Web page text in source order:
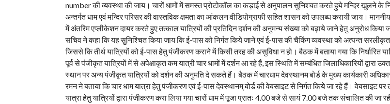
number की व्यवस्था की जाय। चारों धामों में समस्त प्रोटोकॉल का कड़ाई से अनुपालन सुनिश्चत करते हुये मन्दिर खुलने के
अन्तर्गत धाम एवं मन्दिर परिसर की वास्तविक क्षमता का आंकलन वीडियोग्राफी सहित शासन को उपलब्ध करायी जाय।
में अंतरिम एप्लीकेशन दायर करते हुए तत्काल यात्रियों की प्रतिदिन दर्शन की अनुमन्य संख्या को बढ़ाये जाने हेतु अनुरोध
सचिव ने कहा कि यह सुनिश्चित किया जाय कि ई-पास को निर्गत किये जाने एवं ई-पास की चैकिंग व्यवस्था को अत्यन्त
जिससे कि तीर्थ यात्रियों को ई-पास हेतु पंजीकरण कराने में किसी तरह की असुविधा न हो। बैठक में बताया गया कि निर्धारित
पूर्व से पंजीकृत यात्रियों में से अपेक्षाकृत कम यात्री चार धामों में दर्शन आ रहे हैं, इस स्थिति में सम्बंधित जिलाधिकारियों द्वारा
स्थान पर अन्य पंजीकृत यात्रियों को दर्शन की अनुमति दे सकते हैं। बैठक में चारधाम देवस्थानम बोर्ड के मुख्य कार्यकारी
रमन ने बताया कि चार धाम यात्रा हेतु पंजीकरण एवं ई-पास देवस्थानम् बोर्ड की वेबसाइट से निर्गत किये जा रहे हैं। वेबसाइट पर
यात्रा हेतु यात्रियों द्वारा पंजीकरण करा लिया गया चारों धाम में पूजा प्रातः 4.00 बजे से सायं 7.00 बजे तक संचालित की जा